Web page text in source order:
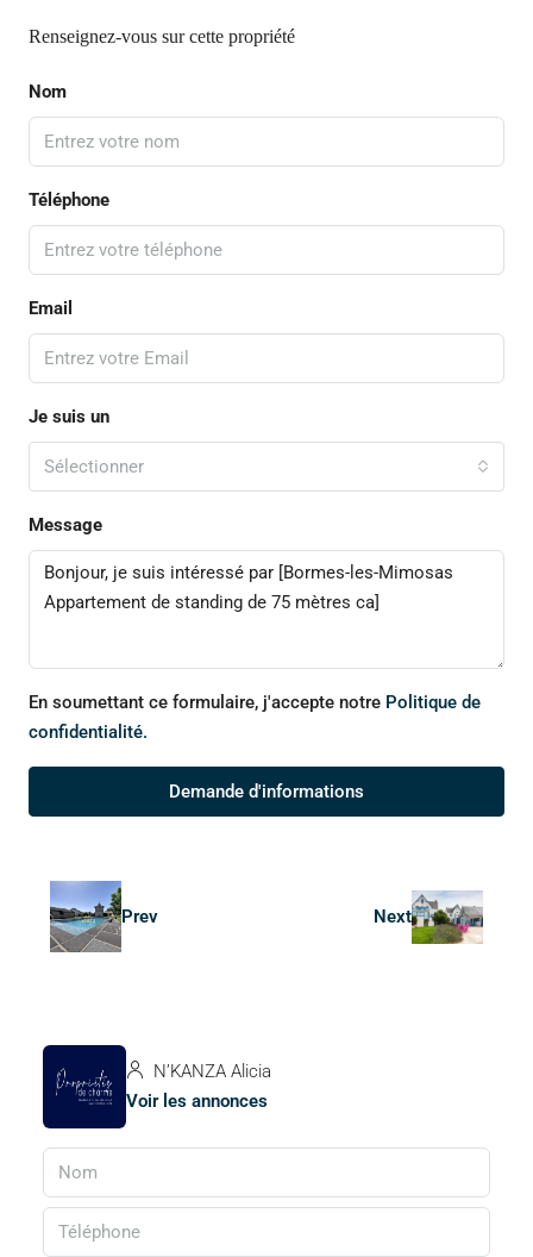
Renseignez-vous sur cette propriété
Nom
Téléphone
Email
Je suis un
Sélectionner
Message
En soumettant ce formulaire, j'accepte notre Politique de
confidentialité.
Demande d'informations
Prev Next
N’KANZA Alicia
Voir les annonces